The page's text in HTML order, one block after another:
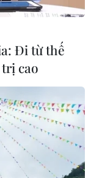
Đi từ thế
cao